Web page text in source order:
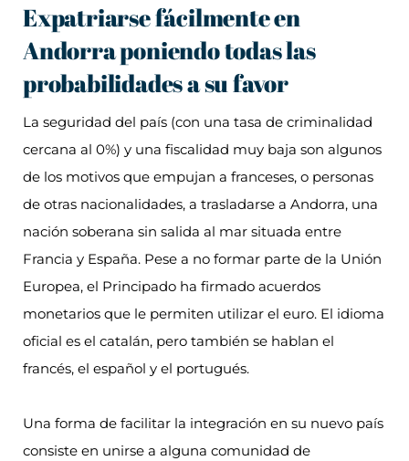
Expatriarse fácilmente en
Andorra poniendo todas las
probabilidades a su favor
La seguridad del país (con una tasa de criminalidad
cercana al 0%) y una fiscalidad muy baja son algunos
de los motivos que empujan a franceses, o personas
de otras nacionalidades, a trasladarse a Andorra, una
nación soberana sin salida al mar situada entre
Francia y España. Pese a no formar parte de la Unión
Europea, el Principado ha firmado acuerdos
monetarios que le permiten utilizar el euro. El idioma
oficial es el catalán, pero también se hablan el
francés, el español y el portugués.
Una forma de facilitar la integración en su nuevo país
consiste en unirse a alguna comunidad de